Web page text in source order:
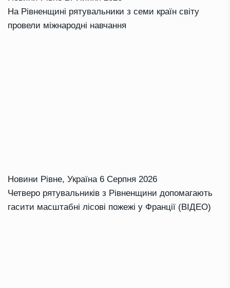
На Рівненщині рятувальники з семи країн світу
провели міжнародні навчання
Новини Рівне, Україна 6 Серпня 2026
Четверо рятувальників з Рівненщини допомагають
гасити масштабні лісові пожежі у Франції (ВІДЕО)